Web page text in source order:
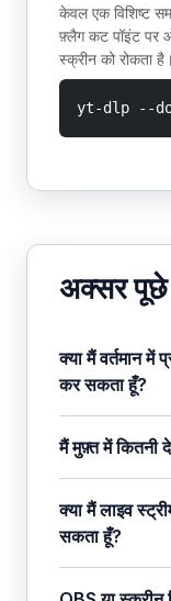
केवल एक विशिष्ट
फ़्लैग कट पॉइंट पर
स्क्रीन को रोकता है।
yt-dlp --
अक्सर पूछे
क्या मैं वर्तमान में
कर सकता हूँ?
मैं मुफ़्त में कितनी
क्या मैं लाइव
सकता हूँ?